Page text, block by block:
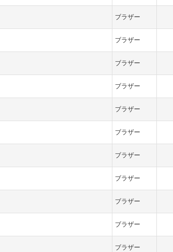
ブラザー
ブラザー
ブラザー
ブラザー
ブラザー
ブラザー
ブラザー
ブラザー
ブラザー
ブラザー
ブラザー